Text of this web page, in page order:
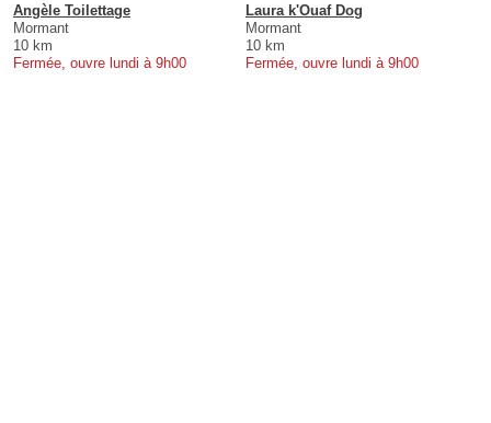
Angèle Toilettage
Mormant
10 km
Fermée, ouvre lundi à 9h00
Laura k'Ouaf Dog
Mormant
10 km
Fermée, ouvre lundi à 9h00